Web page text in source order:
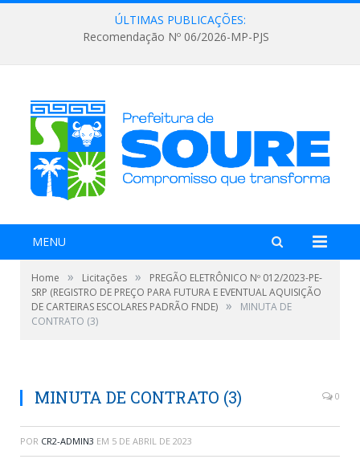
ÚLTIMAS PUBLICAÇÕES:
Recomendação Nº 06/2026-MP-PJS
MENU
Home » Licitações »
PREGÃO ELETRÔNICO Nº 012/2023-PE-
SRP (REGISTRO DE PREÇO PARA FUTURA E EVENTUAL AQUISIÇÃO
DE CARTEIRAS ESCOLARES PADRÃO FNDE) »
MINUTA DE
CONTRATO (3)
MINUTA DE CONTRATO (3) 0
POR CR2-ADMIN3 EM 5 DE ABRIL DE 2023